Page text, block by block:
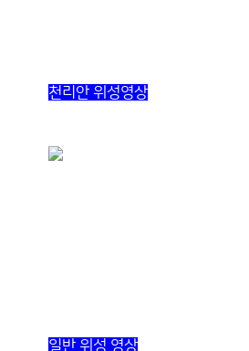
천리안 위성영상
일반 위성 영상